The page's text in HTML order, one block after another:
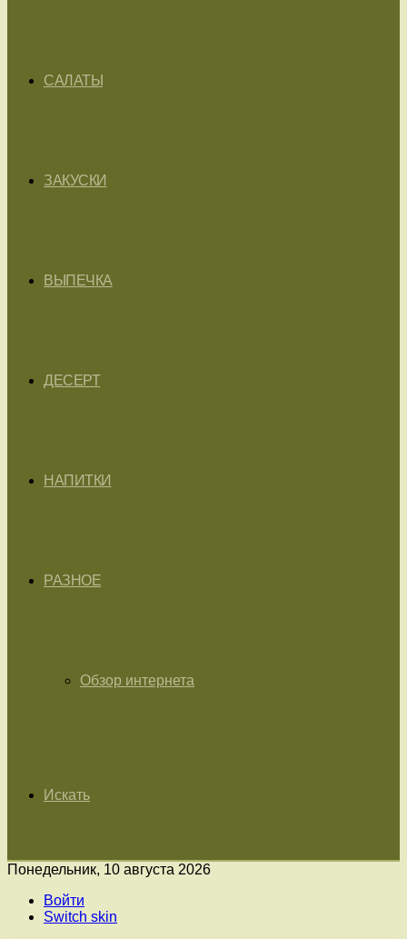
САЛАТЫ
ЗАКУСКИ
ВЫПЕЧКА
ДЕСЕРТ
НАПИТКИ
РАЗНОЕ
Обзор интернета
Искать
Понедельник, 10 августа 2026
Войти
Switch skin